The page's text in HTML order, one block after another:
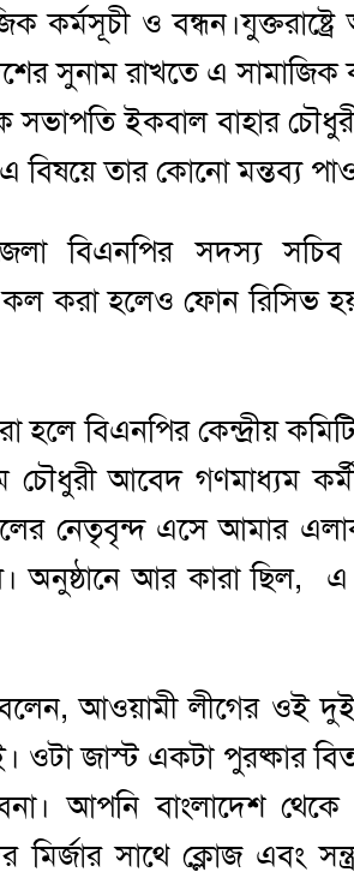
কর্মসূচী ও
সুনাম রাখতে এ
সভাপতি ইকবাল বাহার
বিষয়ে তার কোনো মন্তব্য
বিএনপির সদস্য
করা হলেও ফোন রিসিভ
হলে বিএনপির কেন্দ্রীয়
আবেদ গণমাধ্যম
নেতৃবৃন্দ এসে আমার
অনুষ্ঠানে আর কারা ছিল,
আওয়ামী লীগের ওই দুই
ওটা জাস্ট একটা পুরষ্কার
আপনি বাংলাদেশ
মির্জার সাথে ক্লোজ এবং